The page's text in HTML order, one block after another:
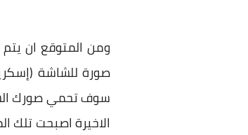
ومن المتوقع ان
صورة للشاشة
سوف تحمي صورك
الاخيرة اصبحت تلك